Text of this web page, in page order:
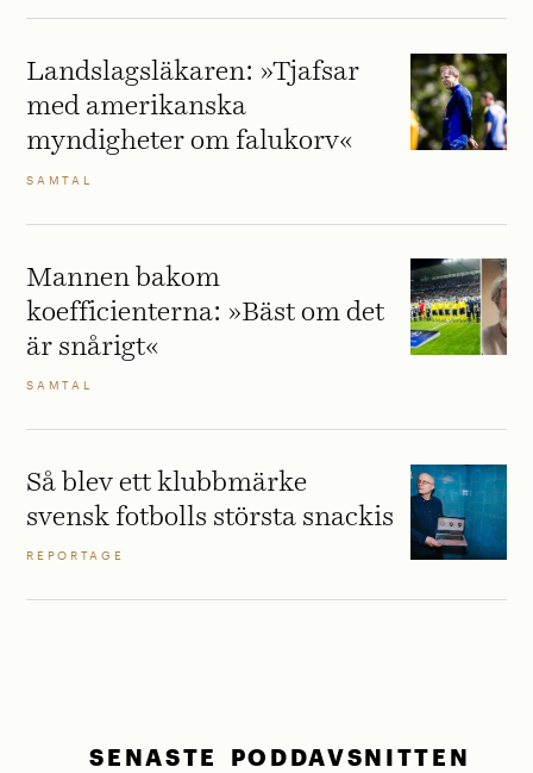
Landslagsläkaren: »Tjafsar
med amerikanska
myndigheter om falukorv«
SAMTAL
Mannen bakom
koefficienterna: »Bäst om det
är snårigt«
SAMTAL
Så blev ett klubbmärke
svensk fotbolls största snackis
REPORTAGE
SENASTE PODDAVSNITTEN